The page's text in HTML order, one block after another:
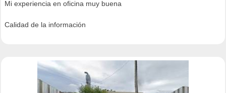
Mi experiencia en oficina muy buena
Calidad de la información